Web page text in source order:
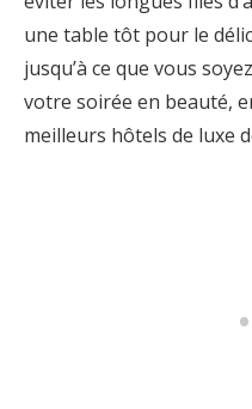
une table tôt pour le
jusqu’à ce que vous
votre soirée en beauté,
meilleurs hôtels de luxe